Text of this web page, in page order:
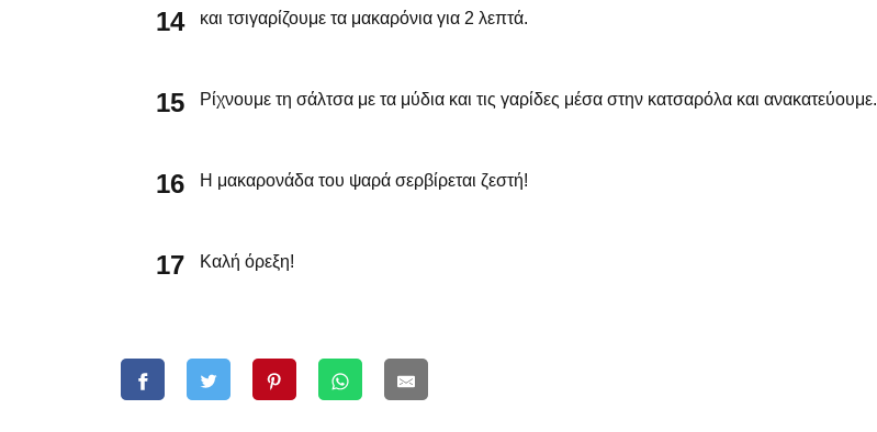
και τσιγαρίζουμε τα μακαρόνια για 2 λεπτά.
Ρίχνουμε τη σάλτσα με τα μύδια και τις γαρίδες μέσα στην κατσαρόλα και ανακατεύουμε.
Η μακαρονάδα του ψαρά σερβίρεται ζεστή!
Καλή όρεξη!